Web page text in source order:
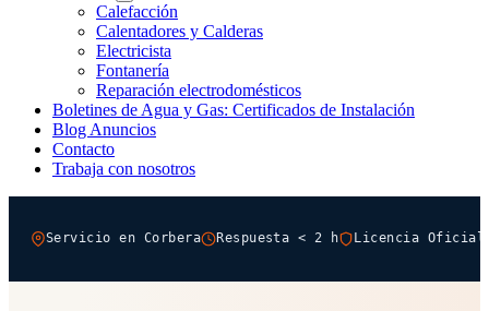
Calefacción
Calentadores y Calderas
Electricista
Fontanería
Reparación electrodomésticos
Boletines de Agua y Gas: Certificados de Instalación
Blog Anuncios
Contacto
Trabaja con nosotros
Servicio en Corbera Respuesta < 2 h Licencia Oficial